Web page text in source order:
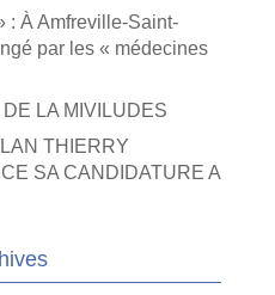
: À Amfreville-Saint-
par les « médecines
LA MIVILUDES
THIERRY
SA CANDIDATURE A